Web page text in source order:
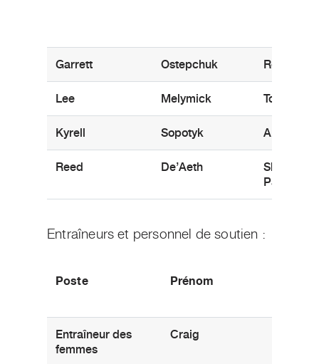
Garrett Ostepchuk Regina,
Lee Melymick Toronto,
Kyrell Sopotyk
Reed De’Aeth
Sherwood
Park, AB
Entraîneurs et personnel de soutien :
Poste Prénom
Entraîneur des
femmes
Craig